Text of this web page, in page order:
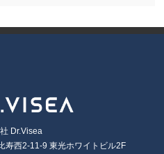
Dr.Visea
寿西2-11-9 東光ホワイトビル2F